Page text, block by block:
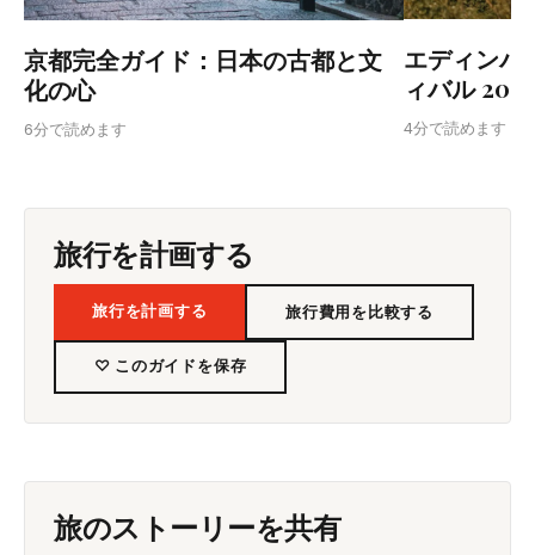
京都完全ガイド：日本の古都と文
化の心
6分で読めます
エディンバ
ィバル
4分で読めます
旅行を計画する
旅行を計画する 旅行費用を比較する
♡ このガイドを保存
旅のストーリーを共有